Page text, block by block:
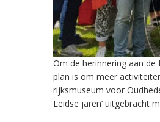
Om de herinnering aan
plan is om meer
rijksmuseum voor
Leidse jaren’ uitgebracht